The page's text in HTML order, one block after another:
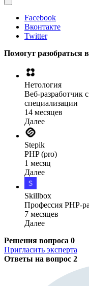
Facebook
Вконтакте
Twitter
Помогут разобраться
Нетология
Веб-разработчик
специализации
14 месяцев
Далее
Stepik
PHP (pro)
1 месяц
Далее
Skillbox
Профессия PHP-
7 месяцев
Далее
Решения вопроса 0
Пригласить эксперта
Ответы на вопрос 2